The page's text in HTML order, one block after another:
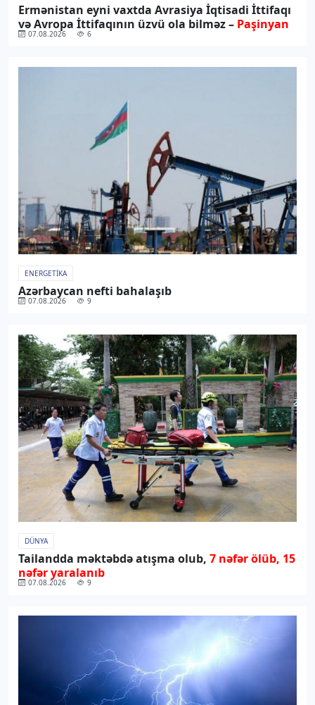
Ermənistan eyni vaxtda Avrasiya İqtisadi İttifaqı
və Avropa İttifaqının üzvü ola bilməz – Paşinyan
07.08.2026 6
ENERGETIKA
Azərbaycan nefti bahalaşıb
07.08.2026 9
DÜNYA
Tailandda məktəbdə atışma olub, 7 nəfər ölüb, 15
nəfər yaralanıb
07.08.2026 9